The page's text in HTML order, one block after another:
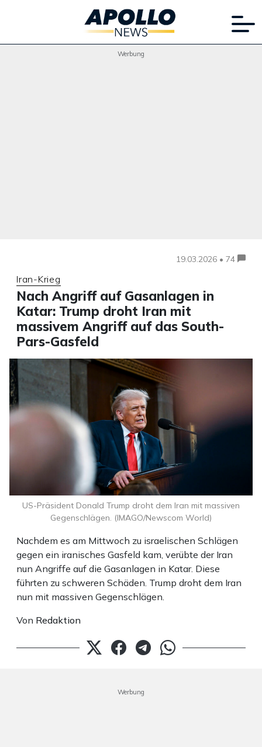
Werbung
19.03.2026 • 74
Iran-Krieg
Nach Angriff auf Gasanlagen in
Katar: Trump droht Iran mit
massivem Angriff auf das South-
Pars-Gasfeld
Nachdem es am Mittwoch zu israelischen Schlägen
gegen ein iranisches Gasfeld kam, verübte der Iran
nun Angriffe auf die Gasanlagen in Katar. Diese
führten zu schweren Schäden. Trump droht dem Iran
nun mit massiven Gegenschlägen.
Von Redaktion
US-Präsident Donald Trump droht dem Iran mit massiven
Gegenschlägen. (IMAGO/Newscom World)
Werbung